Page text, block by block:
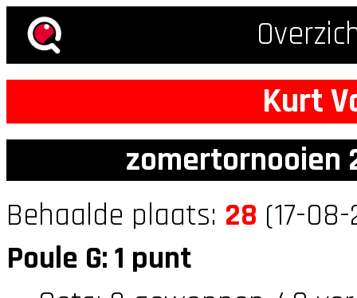
Kurt
zomertornooien
Behaalde plaats: 28 (17-
Poule G: 1 punt